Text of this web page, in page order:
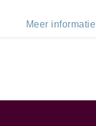
Meer informatie